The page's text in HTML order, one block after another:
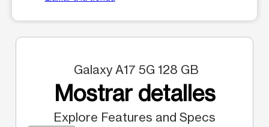
Galaxy A17 5G 128 GB
Mostrar detalles
Explore Features and Specs